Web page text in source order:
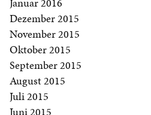
Dezember 2015
November 2015
Oktober 2015
September 2015
August 2015
Juli 2015
Juni 2015